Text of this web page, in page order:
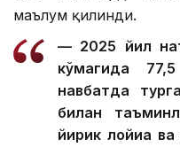
маълум қилинди.
— 2025 йил
кўмагида
навбатда
билан
йирик лойиҳа